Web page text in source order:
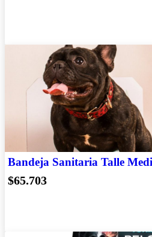
Bandeja Sanitaria Talle
$65.703